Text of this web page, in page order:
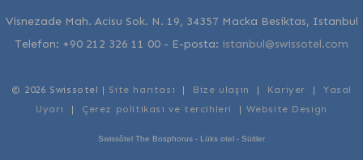
Visnezade Mah. Acisu Sok. N. 19, 34357 Macka Besiktas, Istanbul
Telefon: +90 212 326 11 00 - E-posta: istanbul@swissotel.com
© 2026 Swissotel | Site haritası | Bize ulaşın | Kariyer |Yasal
Uyarı
| Çerez politikası ve tercihleri | Website Design
Swissôtel The Bosphorus - Lüks otel - Süitler